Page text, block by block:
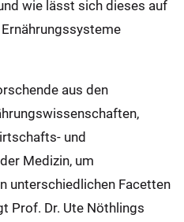
wie lässt sich dieses auf
aus den
und
Medizin, um
unterschiedlichen Facetten
Prof. Dr. Ute Nöthlings